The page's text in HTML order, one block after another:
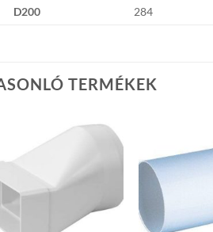
D200
284
TERMÉKEK